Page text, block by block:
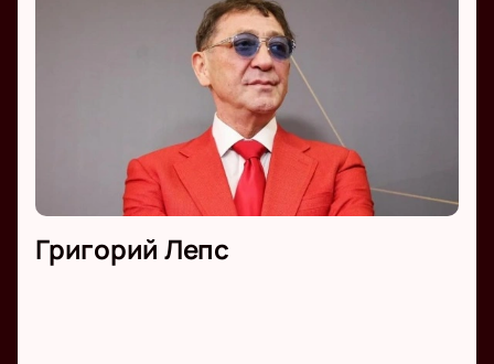
Григорий Лепс